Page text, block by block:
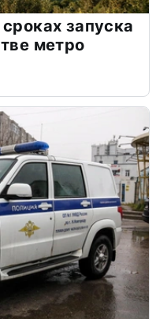
запуска
метро